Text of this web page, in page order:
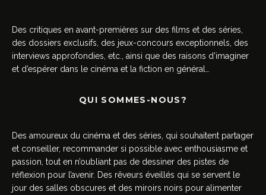
Des critiques en avant-premières sur des films et des séries,
des dossiers exclusifs, des jeux-concours exceptionnels, des
interviews approfondies, etc., ainsi que des raisons d’imaginer
et d’espérer dans le cinéma et la fiction en général…
QUI SOMMES-NOUS?
Des amoureux du cinéma et des séries, qui souhaitent partager
et conseiller, recommander si possible avec enthousiasme et
passion, tout en n’oubliant pas de dessiner des pistes de
réflexion pour l’avenir. Des rêveurs éveillés qui se servent le
jour des salles obscures et des miroirs noirs pour alimenter